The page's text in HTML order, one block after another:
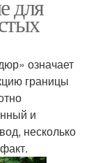
ограждения
ограждения
для
означает
границы
и
несколько